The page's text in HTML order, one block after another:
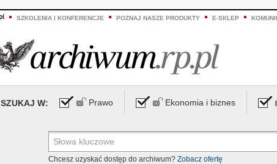
SZKOLENIA I KONFERENCJE POZNAJ NASZE PRODUKTY E-SKLEP
SZUKAJ W: Prawo Ekonomia i biznes
Chcesz uzyskać dostęp do archiwum? Zobacz ofertę